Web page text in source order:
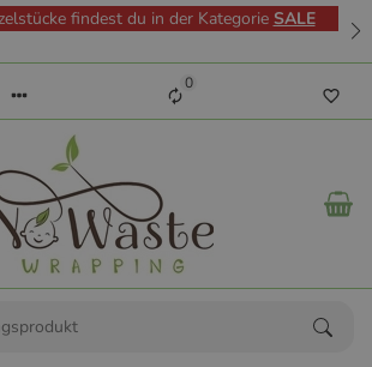
findest du in der Kategorie SALE
0